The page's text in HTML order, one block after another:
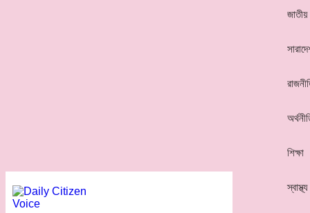
জাতীয়
শিক্ষা
স্বাস্থ্য